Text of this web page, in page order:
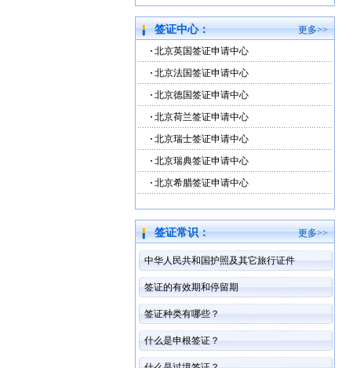
签证中心：
更多>>
北京英国签证申请中心
北京法国签证申请中心
北京德国签证申请中心
北京荷兰签证申请中心
北京瑞士签证申请中心
北京瑞典签证申请中心
北京希腊签证申请中心
签证常识： 更多>>
中华人民共和国护照及其它旅行证件
签证的有效期和停留期
签证种类有哪些？
什么是申根签证？